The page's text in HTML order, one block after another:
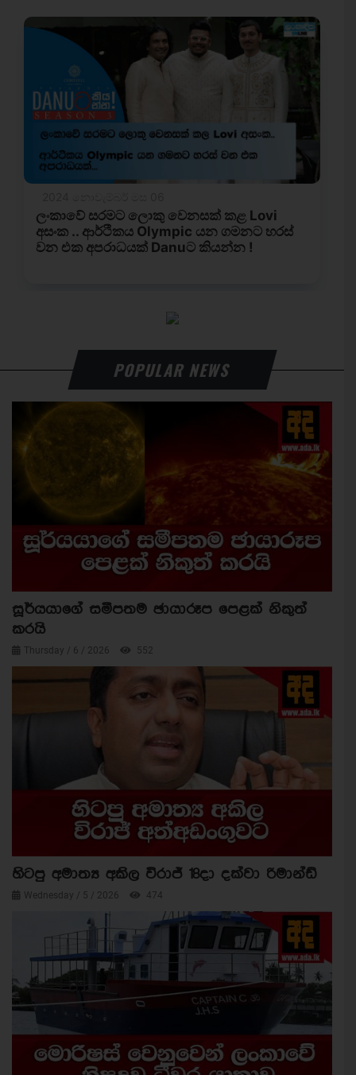
POPULAR NEWS
සූර්යයාගේ සමීපතම ඡායාරූප පෙළක් නිකුත්
කරයි
Thursday / 6 / 2026 552
හිටපු අමාත්‍ය අකිල විරාජ් 18දා දක්වා රිමාන්ඩ්
Wednesday / 5 / 2026 474